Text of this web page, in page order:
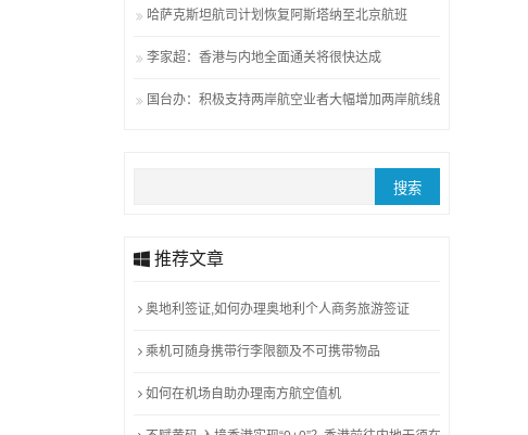
哈萨克斯坦航司计划恢复阿斯塔纳至北京航班
李家超：香港与内地全面通关将很快达成
国台办：积极支持两岸航空业者大幅增加两岸航线航班
推荐文章
奥地利签证,如何办理奥地利个人商务旅游签证
乘机可随身携带行李限额及不可携带物品
如何在机场自助办理南方航空值机